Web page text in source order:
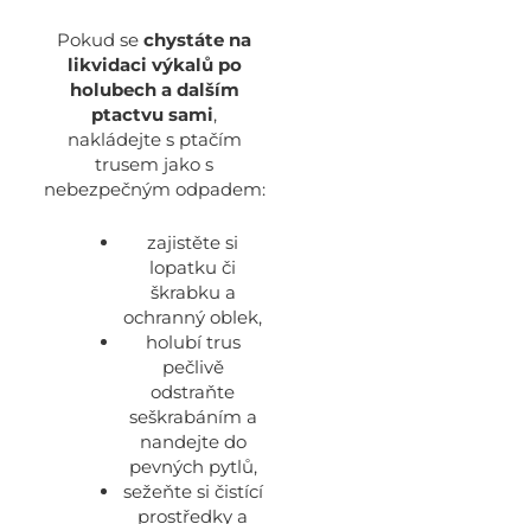
Pokud sechystáte na
likvidaci výkalů po
holubech a dalším
ptactvu sami,
nakládejte s ptačím
trusem jako s
nebezpečným odpadem:
zajistěte si
lopatku či
škrabku a
ochranný oblek,
holubí trus
pečlivě
odstraňte
seškrabáním a
nandejte do
pevných pytlů,
sežeňte si čistící
prostředky a